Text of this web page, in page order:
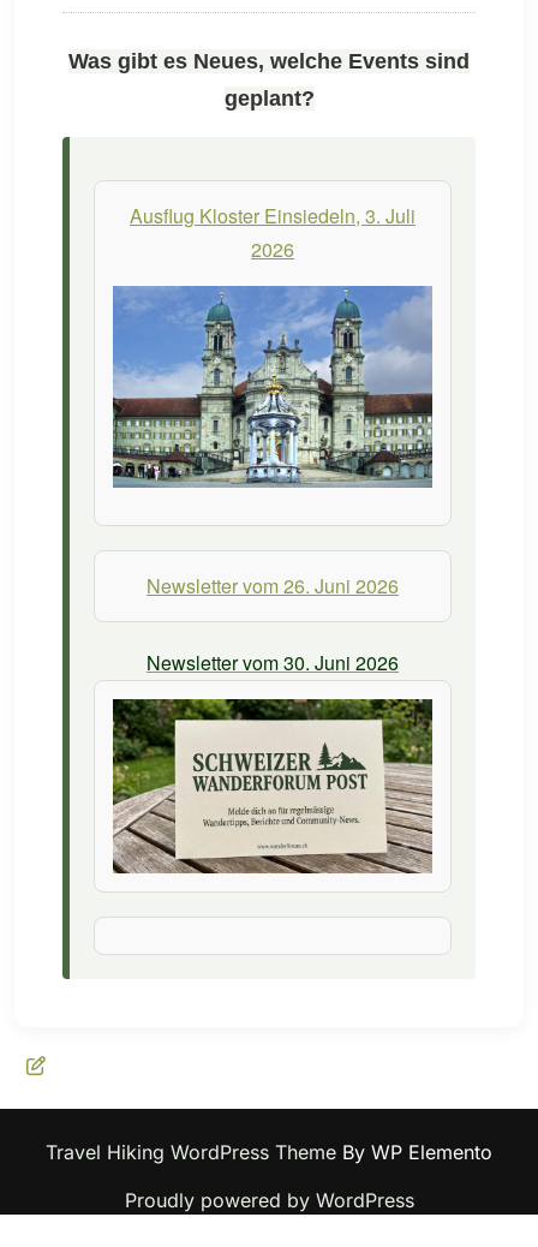
Was gibt es Neues, welche Events sind
geplant?
Ausflug Kloster Einsiedeln, 3. Juli
2026
Newsletter vom 26. Juni 2026
Newsletter vom 30. Juni 2026
Travel Hiking WordPress Theme By WP Elemento
Proudly powered by WordPress